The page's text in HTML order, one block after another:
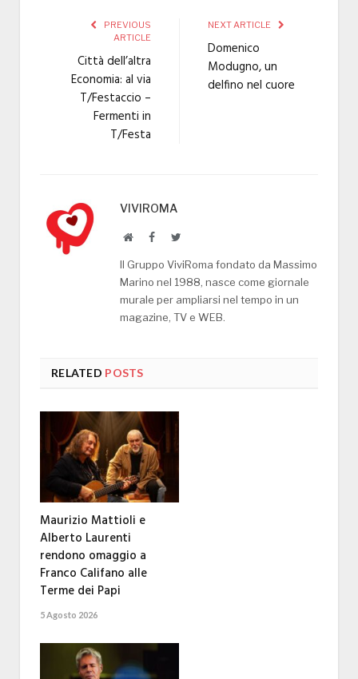
PREVIOUS
ARTICLE
Città dell’altra
Economia: al via
T/Festaccio –
Fermenti in
T/Festa
NEXT ARTICLE
Domenico
Modugno, un
delfino nel cuore
VIVIROMA
WebsiteFacebookTwitter
Il Gruppo ViviRoma fondato da Massimo
Marino nel 1988, nasce come giornale
murale per ampliarsi nel tempo in un
magazine, TV e WEB.
RELATED POSTS
Maurizio Mattioli e
Alberto Laurenti
rendono omaggio a
Franco Califano alle
Terme dei Papi
5 Agosto 2026